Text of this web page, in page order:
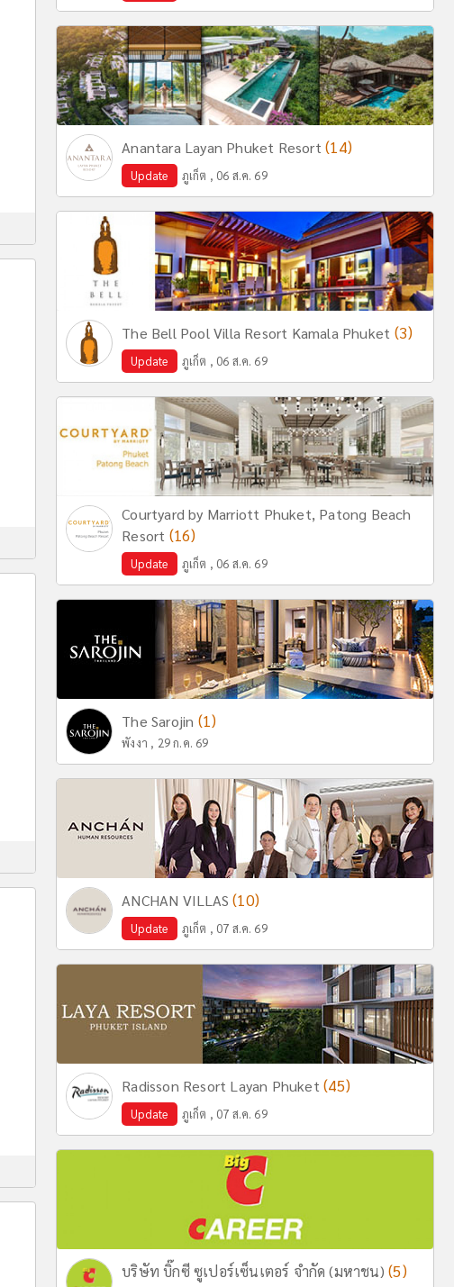
Anantara Layan Phuket Resort(14)
Update ภูเก็ต , 06 ส.ค. 69
The Bell Pool Villa Resort Kamala Phuket (3)
Update ภูเก็ต , 06 ส.ค. 69
Courtyard by Marriott Phuket, Patong Beach
Resort (16)
Update ภูเก็ต , 06 ส.ค. 69
The Sarojin (1)
พังงา , 29 ก.ค. 69
ANCHAN VILLAS(10)
Update ภูเก็ต , 07 ส.ค. 69
Radisson Resort Layan Phuket(45)
Update ภูเก็ต , 07 ส.ค. 69
บริษัท บิ๊กซี ซูเปอร์เซ็นเตอร์ จำกัด (มหาชน)(5)